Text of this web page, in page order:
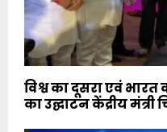
विश्व का दूसरा एवं
का उद्घाटन केंद्रीय